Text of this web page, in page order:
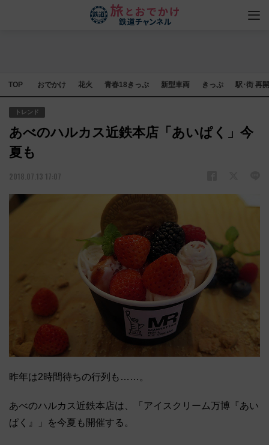
TOP おでかけ 花火 青春18きっぷ 新型車両 きっぷ 駅･街 再
トレンド
あべのハルカス近鉄本店「あいぱく」今
夏も
2018.07.13 17:07
昨年は2時間待ちの行列も……。
あべのハルカス近鉄本店は、「アイスクリーム万博『あい
ぱく』」を今夏も開催する。